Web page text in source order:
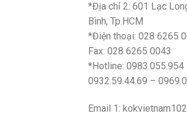
*Địa chỉ 2: 601 Lạc
Bình, Tp.HCM
*Điện thoại: 028 6265
Fax: 028 6265 0043
*Hotline:
0932.59.44.69 –
Email 1: